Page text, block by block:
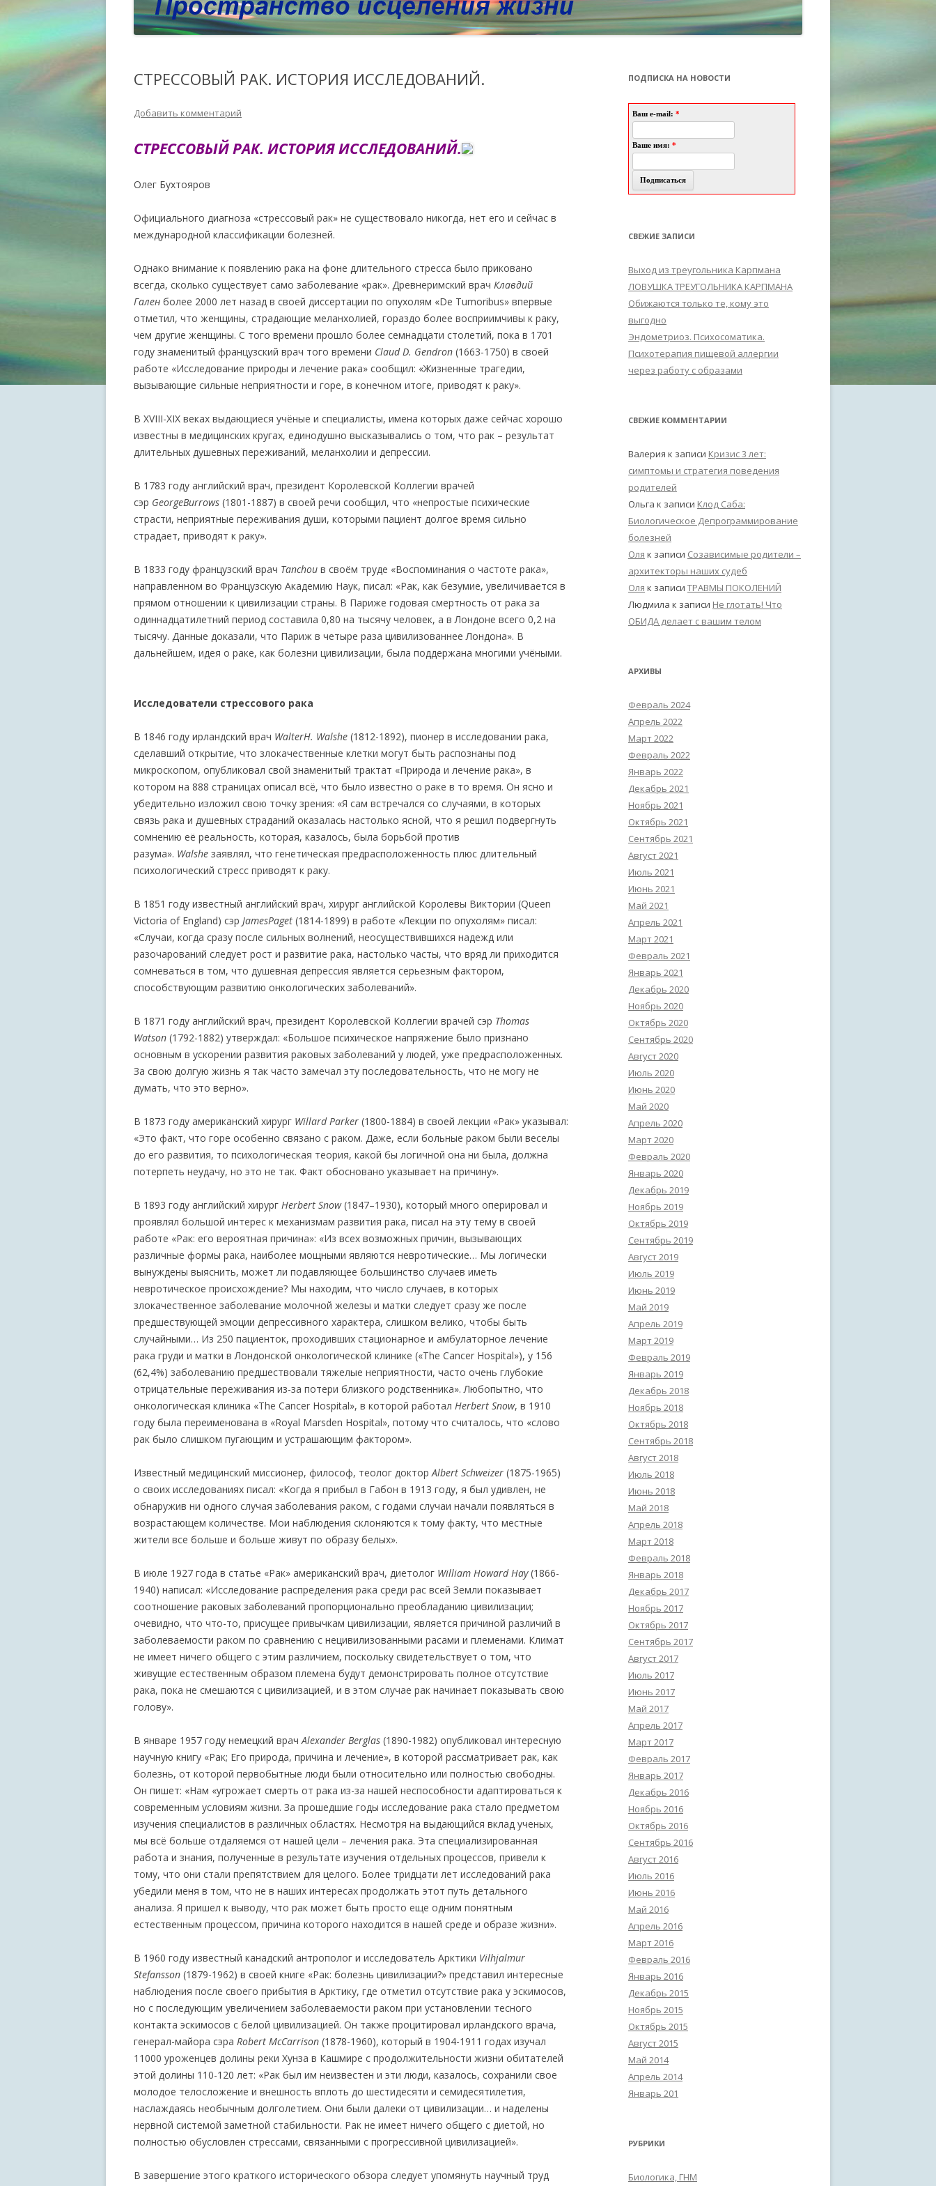
СТРЕССОВЫЙ РАК. ИСТОРИЯ ИССЛЕДОВАНИЙ.
Добавить комментарий
СТРЕССОВЫЙ РАК. ИСТОРИЯ ИССЛЕДОВАНИЙ.
Олег Бухтояров
Официального диагноза «стрессовый рак» не существовало никогда, нет его и сейчас в
международной классификации болезней.
Однако внимание к появлению рака на фоне длительного стресса было приковано
всегда, сколько существует само заболевание «рак». Древнеримский врач Клавдий
Гален более 2000 лет назад в своей диссертации по опухолям «De Tumoribus» впервые
отметил, что женщины, страдающие меланхолией, гораздо более восприимчивы к раку,
чем другие женщины. С того времени прошло более семнадцати столетий, пока в 1701
году знаменитый французский врач того времени Claud D. Gendron (1663-1750) в своей
работе «Исследование природы и лечение рака» сообщил: «Жизненные трагедии,
вызывающие сильные неприятности и горе, в конечном итоге, приводят к раку».
В XVIII-XIX веках выдающиеся учёные и специалисты, имена которых даже сейчас хорошо
известны в медицинских кругах, единодушно высказывались о том, что рак – результат
длительных душевных переживаний, меланхолии и депрессии.
В 1783 году английский врач, президент Королевской Коллегии врачей
сэр GeorgeBurrows (1801-1887) в своей речи сообщил, что «непростые психические
страсти, неприятные переживания души, которыми пациент долгое время сильно
страдает, приводят к раку».
В 1833 году французский врач Tanchou в своём труде «Воспоминания о частоте рака»,
направленном во Французскую Академию Наук, писал: «Рак, как безумие, увеличивается в
прямом отношении к цивилизации страны. В Париже годовая смертность от рака за
одиннадцатилетний период составила 0,80 на тысячу человек, а в Лондоне всего 0,2 на
тысячу. Данные доказали, что Париж в четыре раза цивилизованнее Лондона». В
дальнейшем, идея о раке, как болезни цивилизации, была поддержана многими учёными.
Исследователи стрессового рака
В 1846 году ирландский врач WalterH. Walshe (1812-1892), пионер в исследовании рака,
сделавший открытие, что злокачественные клетки могут быть распознаны под
микроскопом, опубликовал свой знаменитый трактат «Природа и лечение рака», в
котором на 888 страницах описал всё, что было известно о раке в то время. Он ясно и
убедительно изложил свою точку зрения: «Я сам встречался со случаями, в которых
связь рака и душевных страданий оказалась настолько ясной, что я решил подвергнуть
сомнению её реальность, которая, казалось, была борьбой против
разума». Walshe заявлял, что генетическая предрасположенность плюс длительный
психологический стресс приводят к раку.
В 1851 году известный английский врач, хирург английской Королевы Виктории (Queen
Victoria of England) сэр JamesPaget (1814-1899) в работе «Лекции по опухолям» писал:
«Случаи, когда сразу после сильных волнений, неосуществившихся надежд или
разочарований следует рост и развитие рака, настолько часты, что вряд ли приходится
сомневаться в том, что душевная депрессия является серьезным фактором,
способствующим развитию онкологических заболеваний».
В 1871 году английский врач, президент Королевской Коллегии врачей сэр Thomas
Watson (1792-1882) утверждал: «Большое психическое напряжение было признано
основным в ускорении развития раковых заболеваний у людей, уже предрасположенных.
За свою долгую жизнь я так часто замечал эту последовательность, что не могу не
думать, что это верно».
В 1873 году американский хирург Willard Parker (1800-1884) в своей лекции «Рак» указывал:
«Это факт, что горе особенно связано с раком. Даже, если больные раком были веселы
до его развития, то психологическая теория, какой бы логичной она ни была, должна
потерпеть неудачу, но это не так. Факт обосновано указывает на причину».
В 1893 году английский хирург Hеrbert Snow(1847–1930), который много оперировал и
проявлял большой интерес к механизмам развития рака, писал на эту тему в своей
работе «Рак: его вероятная причина»: «Из всех возможных причин, вызывающих
различные формы рака, наиболее мощными являются невротические… Мы логически
вынуждены выяснить, может ли подавляющее большинство случаев иметь
невротическое происхождение? Мы находим, что число случаев, в которых
злокачественное заболевание молочной железы и матки следует сразу же после
предшествующей эмоции депрессивного характера, слишком велико, чтобы быть
случайными… Из 250 пациенток, проходивших стационарное и амбулаторное лечение
рака груди и матки в Лондонской онкологической клинике («The Cancer Hospital»), у 156
(62,4%) заболеванию предшествовали тяжелые неприятности, часто очень глубокие
отрицательные переживания из-за потери близкого родственника». Любопытно, что
онкологическая клиника «The Cancer Hospital», в которой работал Hеrbert Snow, в 1910
году была переименована в «Royal Marsden Hospital», потому что считалось, что «слово
рак было слишком пугающим и устрашающим фактором».
Известный медицинский миссионер, философ, теолог докторAlbert Schweizer (1875-1965)
о своих исследованиях писал: «Когда я прибыл в Габон в 1913 году, я был удивлен, не
обнаружив ни одного случая заболевания раком, с годами случаи начали появляться в
возрастающем количестве. Мои наблюдения склоняются к тому факту, что местные
жители все больше и больше живут по образу белых».
В июле 1927 года в статье «Рак» американский врач, диетолог William Howard Hay(1866-
1940) написал: «Исследование распределения рака среди рас всей Земли показывает
соотношение раковых заболеваний пропорционально преобладанию цивилизации;
очевидно, что что-то, присущее привычкам цивилизации, является причиной различий в
заболеваемости раком по сравнению с нецивилизованными расами и племенами. Климат
не имеет ничего общего с этим различием, поскольку свидетельствует о том, что
живущие естественным образом племена будут демонстрировать полное отсутствие
рака, пока не смешаются с цивилизацией, и в этом случае рак начинает показывать свою
голову».
В январе 1957 году немецкий врачAlexander Berglas (1890-1982) опубликовал интересную
научную книгу «Рак; Его природа, причина и лечение», в которой рассматривает рак, как
болезнь, от которой первобытные люди были относительно или полностью свободны.
Он пишет: «Нам «угрожает смерть от рака из-за нашей неспособности адаптироваться к
современным условиям жизни. За прошедшие годы исследование рака стало предметом
изучения специалистов в различных областях. Несмотря на выдающийся вклад ученых,
мы всё больше отдаляемся от нашей цели – лечения рака. Эта специализированная
работа и знания, полученные в результате изучения отдельных процессов, привели к
тому, что они стали препятствием для целого. Более тридцати лет исследований рака
убедили меня в том, что не в наших интересах продолжать этот путь детального
анализа. Я пришел к выводу, что рак может быть просто еще одним понятным
естественным процессом, причина которого находится в нашей среде и образе жизни».
В 1960 году известный канадский антрополог и исследователь Арктики Vilhjalmur
Stefansson (1879-1962) в своей книге «Рак: болезнь цивилизации?» представил интересные
наблюдения после своего прибытия в Арктику, где отметил отсутствие рака у эскимосов,
но с последующим увеличением заболеваемости раком при установлении тесного
контакта эскимосов с белой цивилизацией. Он также процитировал ирландского врача,
генерал-майора сэра Robert McCarrison (1878-1960), который в 1904-1911 годах изучал
11000 уроженцев долины реки Хунза в Кашмире с продолжительности жизни обитателей
этой долины 110-120 лет: «Рак был им неизвестен и эти люди, казалось, сохранили свое
молодое телосложение и внешность вплоть до шестидесяти и семидесятилетия,
наслаждаясь необычным долголетием. Они были далеки от цивилизации… и наделены
нервной системой заметной стабильности. Рак не имеет ничего общего с диетой, но
полностью обусловлен стрессами, связанными с прогрессивной цивилизацией».
В завершение этого краткого исторического обзора следует упомянуть научный труд
ПОДПИСКА НА НОВОСТИ
Ваш e-mail: *
Ваше имя: *
СВЕЖИЕ ЗАПИСИ
Выход из треугольника Карпмана
ЛОВУШКА ТРЕУГОЛЬНИКА КАРПМАНА
Обижаются только те, кому это
выгодно
Эндометриоз. Психосоматика.
Психотерапия пищевой аллергии
через работу с образами
СВЕЖИЕ КОММЕНТАРИИ
Валерия к записи Кризис 3 лет:
симптомы и стратегия поведения
родителей
Ольга к записи Клод Саба:
Биологическое Депрограммирование
болезней
Оля к записи Созависимые родители –
архитекторы наших судеб
Оля к записи ТРАВМЫ ПОКОЛЕНИЙ
Людмила к записи Не глотать! Что
ОБИДА делает с вашим телом
АРХИВЫ
Февраль 2024
Апрель 2022
Март 2022
Февраль 2022
Январь 2022
Декабрь 2021
Ноябрь 2021
Октябрь 2021
Сентябрь 2021
Август 2021
Июль 2021
Июнь 2021
Май 2021
Апрель 2021
Март 2021
Февраль 2021
Январь 2021
Декабрь 2020
Ноябрь 2020
Октябрь 2020
Сентябрь 2020
Август 2020
Июль 2020
Июнь 2020
Май 2020
Апрель 2020
Март 2020
Февраль 2020
Январь 2020
Декабрь 2019
Ноябрь 2019
Октябрь 2019
Сентябрь 2019
Август 2019
Июль 2019
Июнь 2019
Май 2019
Апрель 2019
Март 2019
Февраль 2019
Январь 2019
Декабрь 2018
Ноябрь 2018
Октябрь 2018
Сентябрь 2018
Август 2018
Июль 2018
Июнь 2018
Май 2018
Апрель 2018
Март 2018
Февраль 2018
Январь 2018
Декабрь 2017
Ноябрь 2017
Октябрь 2017
Сентябрь 2017
Август 2017
Июль 2017
Июнь 2017
Май 2017
Апрель 2017
Март 2017
Февраль 2017
Январь 2017
Декабрь 2016
Ноябрь 2016
Октябрь 2016
Сентябрь 2016
Август 2016
Июль 2016
Июнь 2016
Май 2016
Апрель 2016
Март 2016
Февраль 2016
Январь 2016
Декабрь 2015
Ноябрь 2015
Октябрь 2015
Август 2015
Май 2014
Апрель 2014
Январь 201
РУБРИКИ
Биологика, ГНМ